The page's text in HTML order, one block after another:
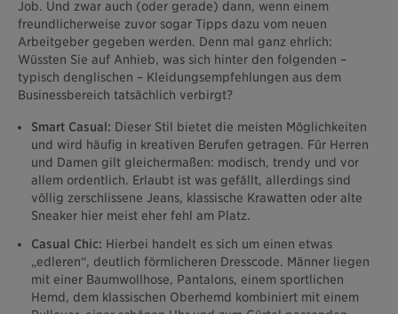
Job. Und zwar auch (oder gerade) dann, wenn einem
freundlicherweise zuvor sogar Tipps dazu vom neuen
Arbeitgeber gegeben werden. Denn mal ganz ehrlich:
Wüssten Sie auf Anhieb, was sich hinter den folgenden –
typisch denglischen – Kleidungsempfehlungen aus dem
Businessbereich tatsächlich verbirgt?
Smart Casual: Dieser Stil bietet die meisten Möglichkeiten
und wird häufig in kreativen Berufen getragen. Für Herren
und Damen gilt gleichermaßen: modisch, trendy und vor
allem ordentlich. Erlaubt ist was gefällt, allerdings sind
völlig zerschlissene Jeans, klassische Krawatten oder alte
Sneaker hier meist eher fehl am Platz.
Casual Chic: Hierbei handelt es sich um einen etwas
„edleren“, deutlich förmlicheren Dresscode. Männer liegen
mit einer Baumwollhose, Pantalons, einem sportlichen
Hemd, dem klassischen Oberhemd kombiniert mit einem